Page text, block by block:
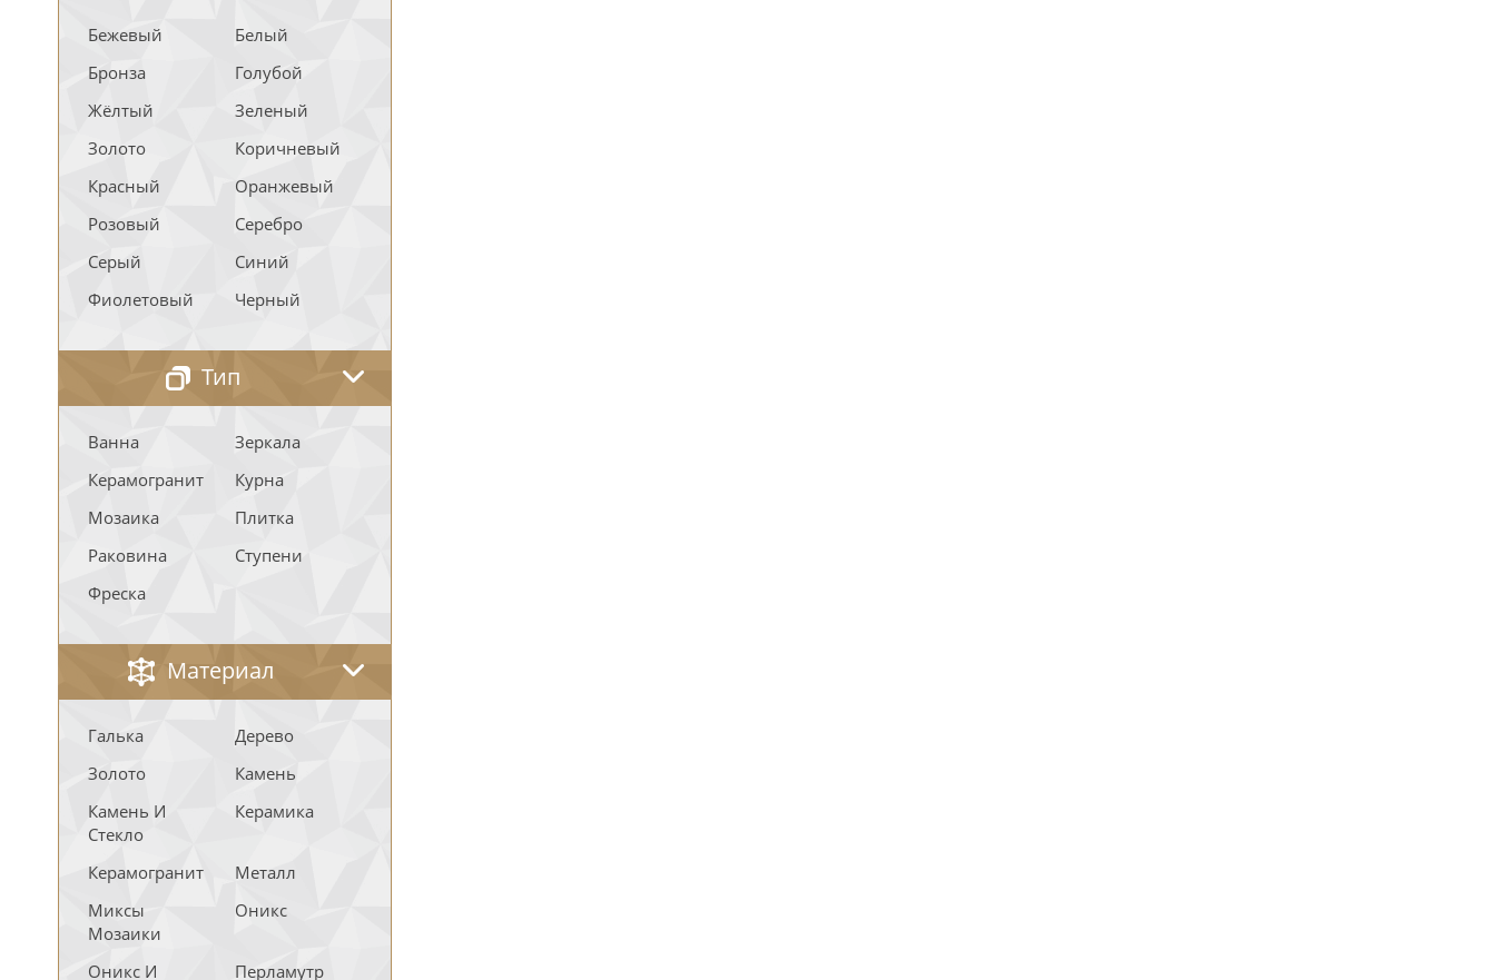
Бежевый
Белый
Бронза
Голубой
Жёлтый
Зеленый
Золото
Коричневый
Красный
Оранжевый
Розовый
Серебро
Серый
Синий
Фиолетовый
Черный
Тип
Ванна
Зеркала
Керамогранит
Курна
Мозаика
Плитка
Раковина
Ступени
Фреска
Материал
Галька
Дерево
Золото
Камень
Камень И
Стекло
Керамика
Керамогранит
Металл
Миксы
Мозаики
Оникс
Оникс И
Перламутр